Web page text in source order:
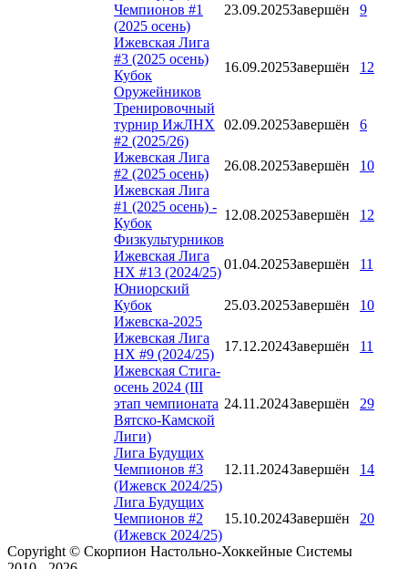
Чемпионов #1
(2025 осень)
23.09.2025Завершён 9
Ижевская Лига
#3 (2025 осень)
Кубок
Оружейников
16.09.2025Завершён 12
Тренировочный
турнир ИжЛНХ
#2 (2025/26)
02.09.2025Завершён 6
Ижевская Лига
#2 (2025 осень)
26.08.2025Завершён
10
Ижевская Лига
#1 (2025 осень) -
Кубок
Физкультурников
12.08.2025Завершён 12
Ижевская Лига
НХ #13 (2024/25)
01.04.2025Завершён
11
Юниорский
Кубок
Ижевска-2025
25.03.2025Завершён 10
Ижевская Лига
НХ #9 (2024/25)
17.12.2024Завершён
11
Ижевская Стига-
осень 2024 (III
этап чемпионата
Вятско-Камской
Лиги)
24.11.2024Завершён 29
Лига Будущих
Чемпионов #3
(Ижевск 2024/25)
12.11.2024Завершён 14
Лига Будущих
Чемпионов #2
(Ижевск 2024/25)
15.10.2024Завершён 20
Copyright © Скорпион Настольно-Хоккейные Системы